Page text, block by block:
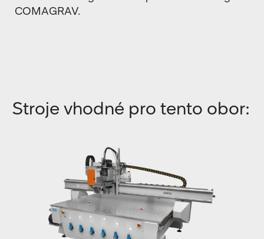
COMAGRAV.
Stroje vhodné pro tento obor: